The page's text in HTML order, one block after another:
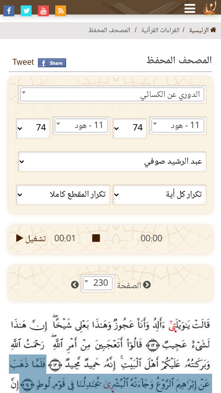
الرئيسية القراءات القرآنية المصحف المحفظ
المصحف المحفظ Tweet
الدوري عن الكسائي
11 - هود 11 - هود
00:00
00:01 تشغيل
الصفحة 230